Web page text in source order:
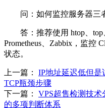
问：如何监控服务器三
答：推荐使用 htop、top
Prometheus、Zabbix，监控
状态。
上一篇： IP地址延迟低但是
TCP瓶颈步骤
下一篇： VPS超售检测技
的多项判断体系